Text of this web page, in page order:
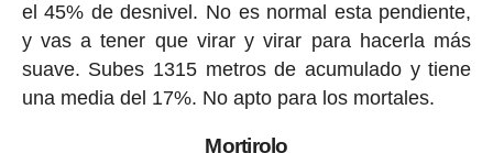
el 45% de desnivel. No es normal esta pendiente,
y vas a tener que virar y virar para hacerla más
suave. Subes 1315 metros de acumulado y tiene
una media del 17%. No apto para los mortales.
Mortirolo